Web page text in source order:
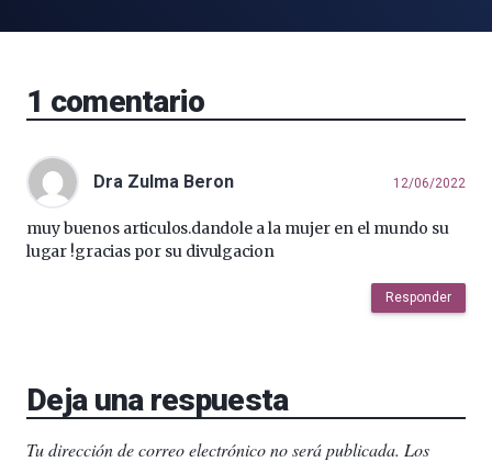
1 comentario
Dra Zulma Beron 12/06/2022
muy buenos articulos.dandole a la mujer en el mundo su
lugar !gracias por su divulgacion
Responder
Deja una respuesta
Tu dirección de correo electrónico no será publicada. Los